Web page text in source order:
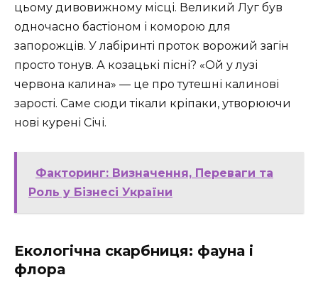
цьому дивовижному місці. Великий Луг був
одночасно бастіоном і коморою для
запорожців. У лабіринті проток ворожий загін
просто тонув. А козацькі пісні? «Ой у лузі
червона калина» — це про тутешні калинові
зарості. Саме сюди тікали кріпаки, утворюючи
нові курені Січі.
Факторинг: Визначення, Переваги та
Роль у Бізнесі України
Екологічна скарбниця: фауна і
флора